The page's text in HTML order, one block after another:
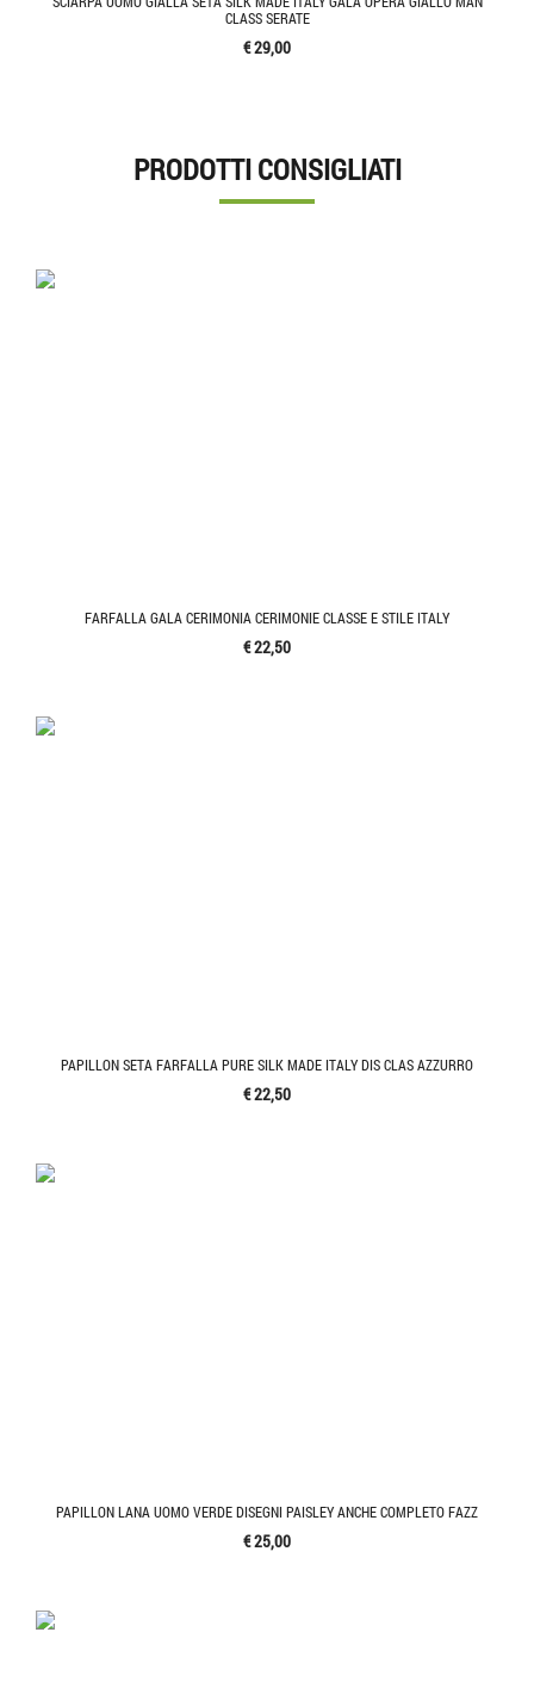
CLASS SERATE
€ 29,00
PRODOTTI CONSIGLIATI
FARFALLA GALA CERIMONIA CERIMONIE CLASSE E STILE ITALY
€ 22,50
PAPILLON SETA FARFALLA PURE SILK MADE ITALY DIS CLAS AZZURRO
€ 22,50
PAPILLON LANA UOMO VERDE DISEGNI PAISLEY ANCHE COMPLETO FAZZ
€ 25,00